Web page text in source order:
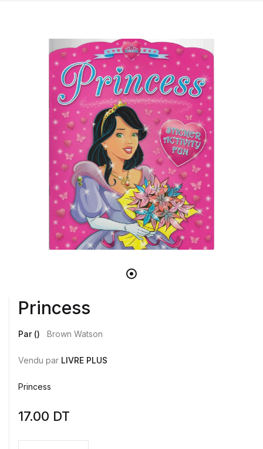
Princess
Par () Brown Watson
Vendu par LIVRE PLUS
Princess
17.00 DT